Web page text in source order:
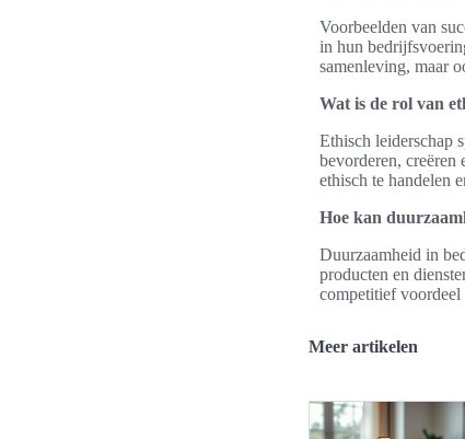
Voorbeelden van
in hun
samenleving, maar
Wat is de rol van
Ethisch leiderschap
bevorderen,
ethisch te handelen
Hoe kan
Duurzaamheid in
producten en
competitief voordeel
Meer artikelen